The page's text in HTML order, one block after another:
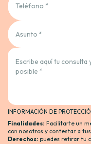
Teléfono *
Asunto *
Escribe aquí tu
posible *
INFORMACIÓN DE
Finalidades: Facilitarte un
con nosotros y contestar a
Derechos: puedes retirar tu